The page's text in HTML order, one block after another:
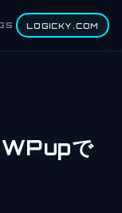
LOGICKY.COM
で